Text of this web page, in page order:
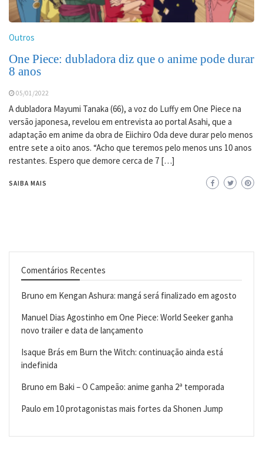
Outros
One Piece: dubladora diz que o anime pode durar
8 anos
05/01/2022
A dubladora Mayumi Tanaka (66), a voz do Luffy em One Piece na
versão japonesa, revelou em entrevista ao portal Asahi, que a
adaptação em anime da obra de Eiichiro Oda deve durar pelo menos
entre sete a oito anos. “Acho que teremos pelo menos uns 10 anos
restantes. Espero que demore cerca de 7 […]
SAIBA MAIS
Comentários Recentes
Bruno em Kengan Ashura: mangá será finalizado em agosto
Manuel Dias Agostinho em One Piece: World Seeker ganha
novo trailer e data de lançamento
Isaque Brás em Burn the Witch: continuação ainda está
indefinida
Bruno em Baki – O Campeão: anime ganha 2ª temporada
Paulo em 10 protagonistas mais fortes da Shonen Jump